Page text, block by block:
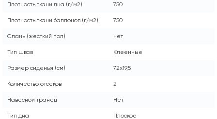
Плотность ткани дна (г/м2) 750
Плотность ткани баллонов (г/м2) 750
Слань (жесткий пол) нет
Тип швов Клеенные
Размер сиденья (см) 72x19,5
Количество отсеков 2
Навесной транец Нет
Тип дна Плоское